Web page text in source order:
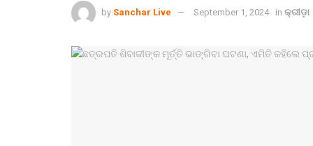
by Sanchar Live September 1, 2024 in କ୍ରୀଡ଼ା